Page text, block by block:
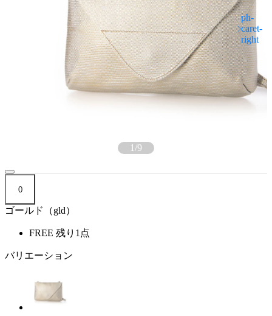
1/9
0
ゴールド（gld）
FREE 残り1点
バリエーション